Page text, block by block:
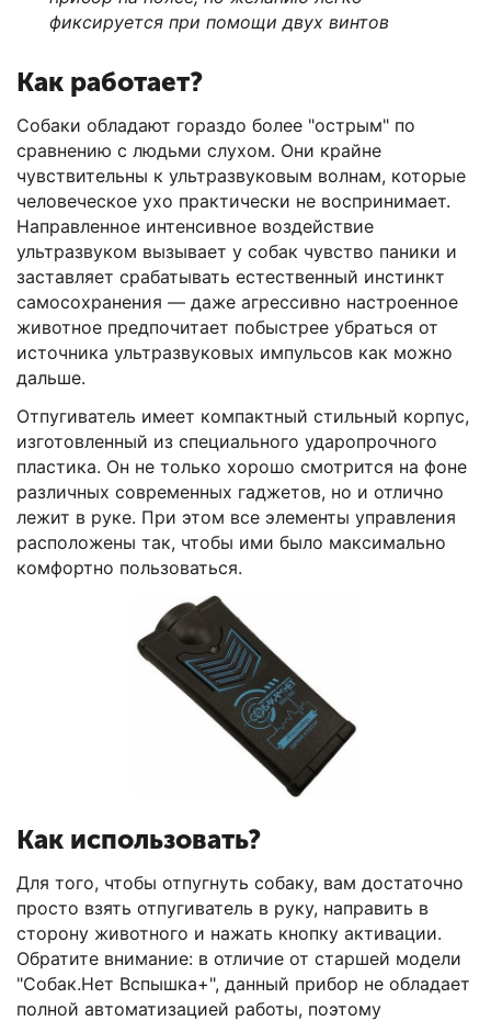
фиксируется при помощи двух винтов
Как работает?
Собаки обладают гораздо более "острым" по
сравнению с людьми слухом. Они крайне
чувствительны к ультразвуковым волнам, которые
человеческое ухо практически не воспринимает.
Направленное интенсивное воздействие
ультразвуком вызывает у собак чувство паники и
заставляет срабатывать естественный инстинкт
самосохранения — даже агрессивно настроенное
животное предпочитает побыстрее убраться от
источника ультразвуковых импульсов как можно
дальше.
Отпугиватель имеет компактный стильный корпус,
изготовленный из специального ударопрочного
пластика. Он не только хорошо смотрится на фоне
различных современных гаджетов, но и отлично
лежит в руке. При этом все элементы управления
расположены так, чтобы ими было максимально
комфортно пользоваться.
Как использовать?
Для того, чтобы отпугнуть собаку, вам достаточно
просто взять отпугиватель в руку, направить в
сторону животного и нажать кнопку активации.
Обратите внимание: в отличие от старшей модели
"Собак.Нет Вспышка+", данный прибор не обладает
полной автоматизацией работы, поэтому